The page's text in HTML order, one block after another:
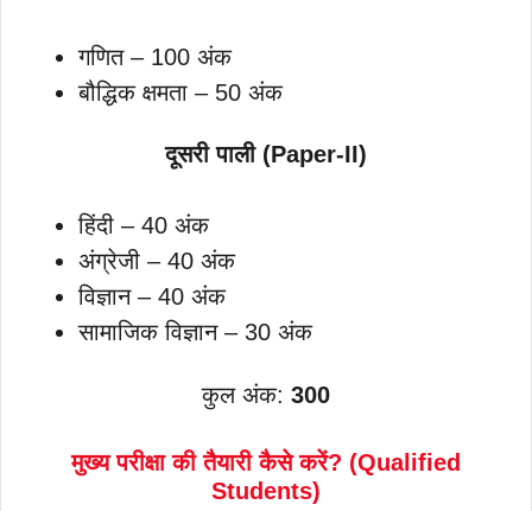
गणित – 100 अंक
बौद्धिक क्षमता – 50 अंक
दूसरी पाली (Paper-II)
हिंदी – 40 अंक
अंग्रेजी – 40 अंक
विज्ञान – 40 अंक
सामाजिक विज्ञान – 30 अंक
कुल अंक: 300
मुख्य परीक्षा की तैयारी कैसे करें? (Qualified
Students)